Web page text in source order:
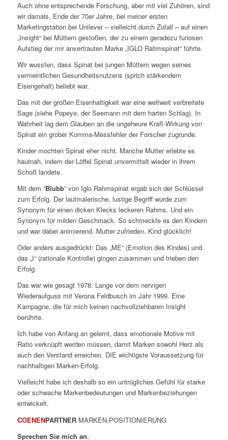
Auch ohne entsprechende Forschung, aber mit viel Zuhören, sind
wir damals, Ende der 70er Jahre, bei meiner ersten
Marketingstation bei Unilever – vielleicht durch Zufall – auf einen
„Insight“ bei Müttern gestoßen, der zu einem geradezu furiosen
Aufstieg der mir anvertrauten Marke „IGLO Rahmspinat“ führte.
Wir wussten, dass Spinat bei jungen Müttern wegen seines
vermeintlichen Gesundheitsnutzens (sprich stärkendem
Eisengehalt) beliebt war.
Das mit der großen Eisenhaltigkeit war eine weltweit verbreitete
Sage (siehe Popeye, der Seemann mit dem harten Schlag). In
Wahrheit lag dem Glauben an die ungeheure Kraft-Wirkung von
Spinat ein grober Komma-Messfehler der Forscher zugrunde.
Kinder mochten Spinat eher nicht. Manche Mutter erlebte es
hautnah, indem der Löffel Spinat unvermittelt wieder in ihrem
Schoß landete.
Mit dem “Blubb” von Iglo Rahmspinat ergab sich der Schlüssel
zum Erfolg. Der lautmalerische, lustige Begriff wurde zum
Synonym für einen dicken Klecks leckeren Rahms. Und ein
Synonym für milden Geschmack. So schmeckte es den Kindern
und war dabei animierend. Mutter zufrieden. Kind glücklich!
Oder anders ausgedrückt: Das „ME“ (Emotion des Kindes) und
das „I“ (rationale Kontrolle) gingen zusammen und trieben den
Erfolg.
Das war wie gesagt 1978. Lange vor dem nervigen
Wiederaufguss mit Verona Feldbusch im Jahr 1999. Eine
Kampagne, die für mich keinen nachvollziehbaren Insight
berührte.
Ich habe von Anfang an gelernt, dass emotionale Motive mit
Ratio verknüpft werden müssen, damit Marken sowohl Herz als
auch den Verstand erreichen. DIE wichtigste Voraussetzung für
nachhaltigen Marken-Erfolg.
Vielleicht habe ich deshalb so ein untrügliches Gefühl für starke
oder schwache Markenbedeutungen und Markenbeziehungen
entwickelt.
COENENPARTNERMARKEN-POSITIONIERUNG
Sprechen Sie mich an.